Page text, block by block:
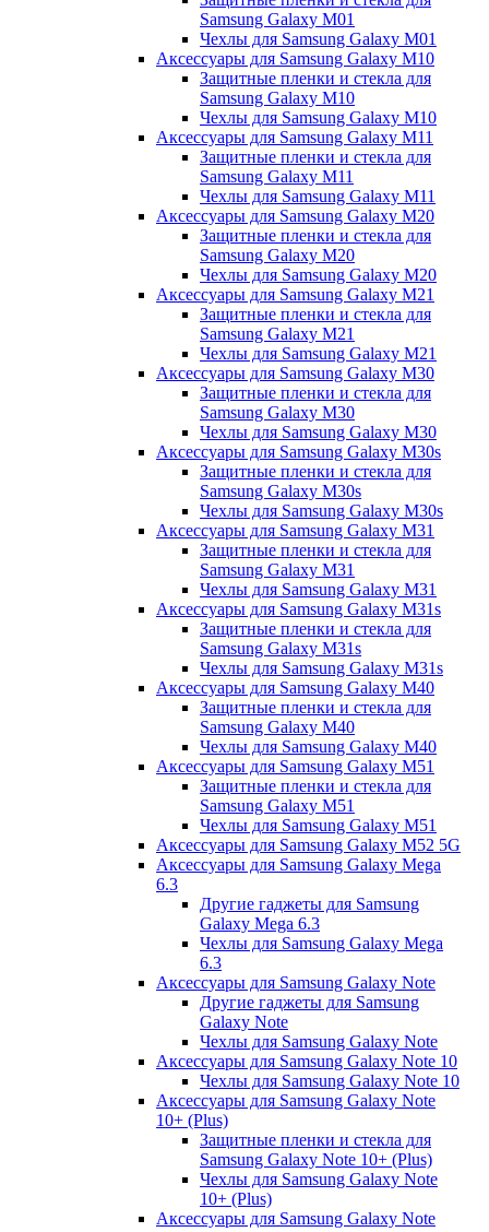
Samsung Galaxy M01
Чехлы для Samsung Galaxy M01
Аксессуары для Samsung Galaxy M10
Защитные пленки и стекла для
Samsung Galaxy M10
Чехлы для Samsung Galaxy M10
Аксессуары для Samsung Galaxy M11
Защитные пленки и стекла для
Samsung Galaxy M11
Чехлы для Samsung Galaxy M11
Аксессуары для Samsung Galaxy M20
Защитные пленки и стекла для
Samsung Galaxy M20
Чехлы для Samsung Galaxy M20
Аксессуары для Samsung Galaxy M21
Защитные пленки и стекла для
Samsung Galaxy M21
Чехлы для Samsung Galaxy M21
Аксессуары для Samsung Galaxy M30
Защитные пленки и стекла для
Samsung Galaxy M30
Чехлы для Samsung Galaxy M30
Аксессуары для Samsung Galaxy M30s
Защитные пленки и стекла для
Samsung Galaxy M30s
Чехлы для Samsung Galaxy M30s
Аксессуары для Samsung Galaxy M31
Защитные пленки и стекла для
Samsung Galaxy M31
Чехлы для Samsung Galaxy M31
Аксессуары для Samsung Galaxy M31s
Защитные пленки и стекла для
Samsung Galaxy M31s
Чехлы для Samsung Galaxy M31s
Аксессуары для Samsung Galaxy M40
Защитные пленки и стекла для
Samsung Galaxy M40
Чехлы для Samsung Galaxy M40
Аксессуары для Samsung Galaxy M51
Защитные пленки и стекла для
Samsung Galaxy M51
Чехлы для Samsung Galaxy M51
Аксессуары для Samsung Galaxy M52 5G
Аксессуары для Samsung Galaxy Mega
6.3
Другие гаджеты для Samsung
Galaxy Mega 6.3
Чехлы для Samsung Galaxy Mega
6.3
Аксессуары для Samsung Galaxy Note
Другие гаджеты для Samsung
Galaxy Note
Чехлы для Samsung Galaxy Note
Аксессуары для Samsung Galaxy Note 10
Чехлы для Samsung Galaxy Note 10
Аксессуары для Samsung Galaxy Note
10+ (Plus)
Защитные пленки и стекла для
Samsung Galaxy Note 10+ (Plus)
Чехлы для Samsung Galaxy Note
10+ (Plus)
Аксессуары для Samsung Galaxy Note